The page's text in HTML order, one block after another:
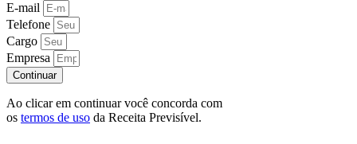
E-mail
Telefone
Cargo
Empresa
Continuar
Ao clicar em continuar você concorda com
os termos de uso da Receita Previsível.